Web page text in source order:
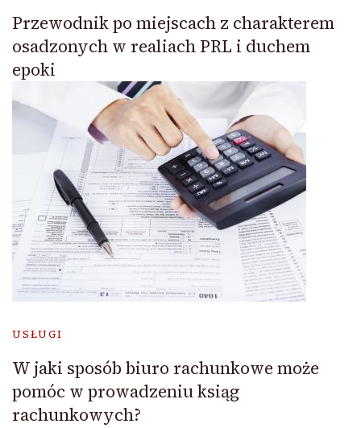
Przewodnik po miejscach z charakterem
osadzonych w realiach PRL i duchem
epoki
USŁUGI
W jaki sposób biuro rachunkowe może
pomóc w prowadzeniu ksiąg
rachunkowych?